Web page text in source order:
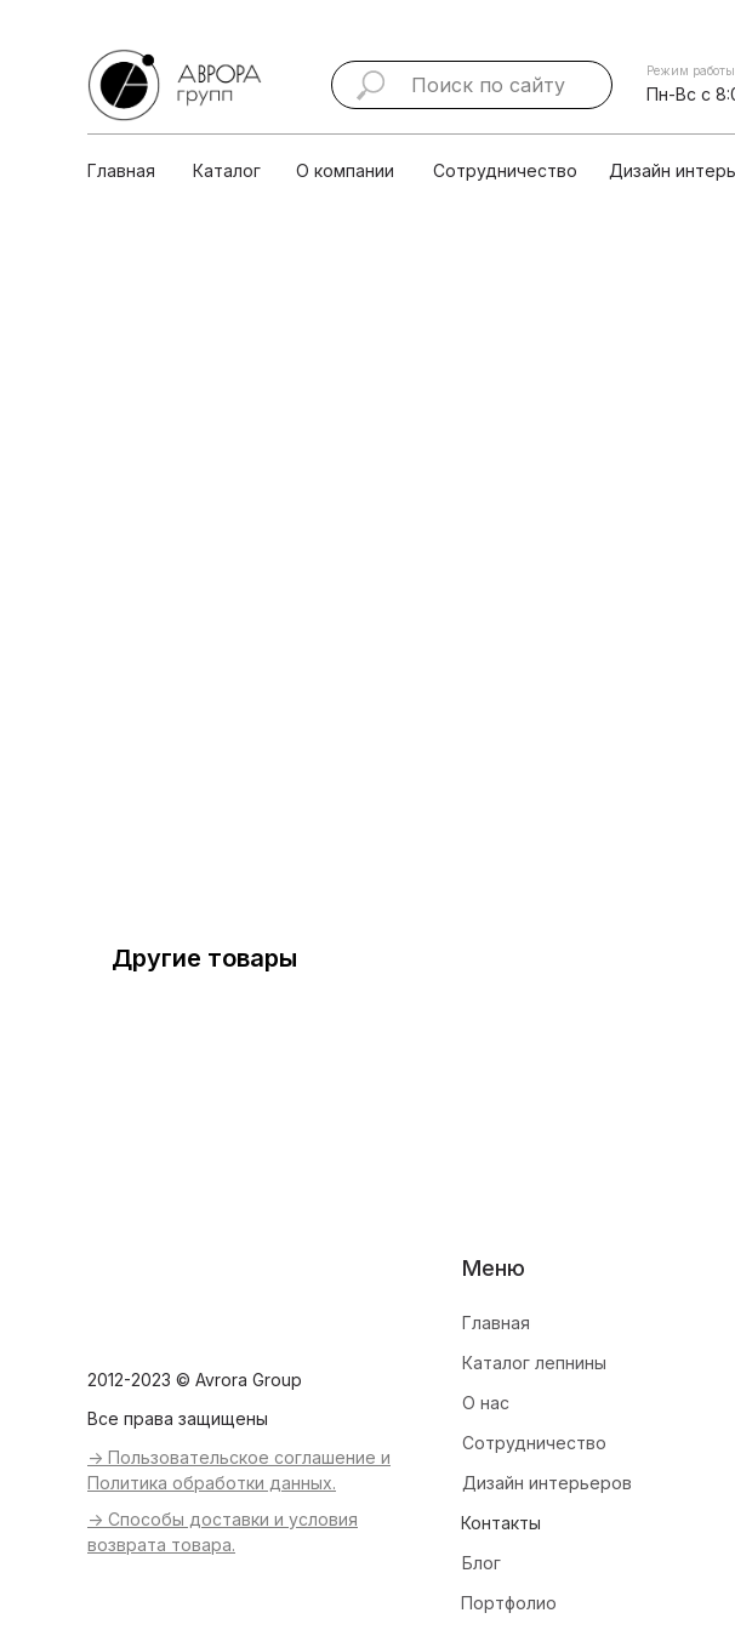
Режим работы
Пн-Вс с
Главная Каталог О компании Сотрудничество Дизайн
Другие товары
Меню
Главная
О нас
Каталог лепнины
Портфолио
Сотрудничество
Дизайн интерьеров
Блог
Контакты
2012-2023 © Avrora Group
Все права защищены
-> Пользовательское соглашение и
Политика обработки данных.
-> Способы доставки и условия
возврата товара.